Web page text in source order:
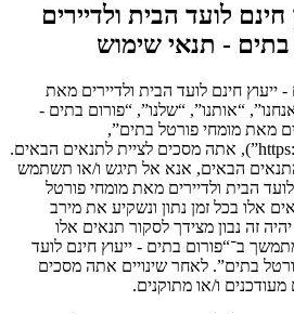
לועד הבית ולדיירים
- תנאי שימוש
חינם לועד הבית ולדיירים מאת
“אותנו”, “שלנו”, “פורום בתים -
מאת מומחי פורטל בתים”,
“https://www.batim.org.il/forum”), אתה מסכים לציית לתנאים הבאים.
הבאים, אנא אל תיגש ו/או תשתמש
הבית ולדיירים מאת מומחי פורטל
אלו בכל זמן נתון ונשקיע את מירב
זה נבון מצידך לסקור תנאים אלו
ב־“פורום בתים - ייעוץ חינם לועד
בתים”. לאחר שינויים אתה מסכים
ו/או מתוקנים.